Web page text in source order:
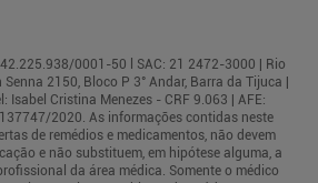
0001-50 l SAC: 21 2472-3000 | Rio
2150, Bloco P 3° Andar, Barra da Tijuca |
Isabel Cristina Menezes - CRF 9.063 | AFE:
2020. As informações contidas neste
de remédios e medicamentos, não devem
e não substituem, em hipótese alguma, a
da área médica. Somente o médico